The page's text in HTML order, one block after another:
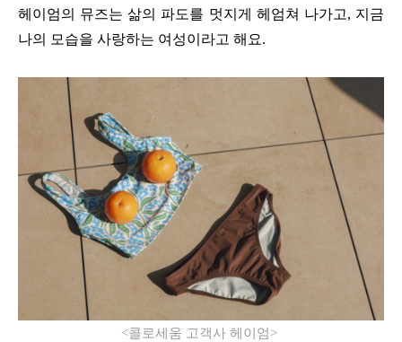
헤이엄의 뮤즈는 삶의 파도를 멋지게 헤엄쳐 나가고, 지금
나의 모습을 사랑하는 여성이라고 해요.
<콜로세움 고객사 헤이엄>